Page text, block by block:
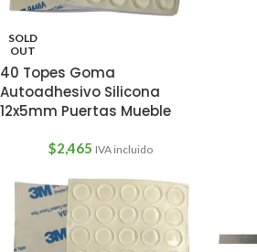
SOLD
OUT
40 Topes Goma
Autoadhesivo Silicona
12x5mm Puertas Mueble
$2,465 IVA incluido